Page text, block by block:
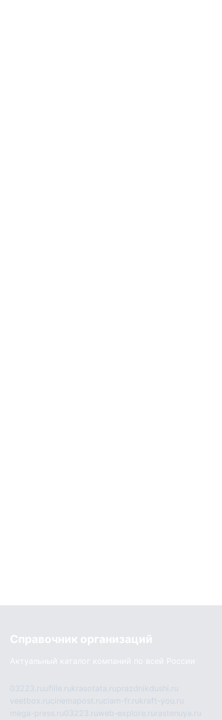
Справочник организаций
Актуальный каталог компаний по всей России
03223.ruufille.rukrasotata.ruprazdnikdushi.ru
veetbox.rucinemapost.ruciam-fr.rukraft-you.ru
mega-press.ru03223.ruweb-explore.ru rastenuya.ru